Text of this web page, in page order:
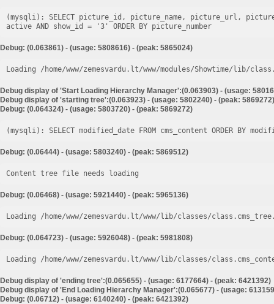
(mysqli): SELECT picture_id, picture_name, picture_url,
Debug: (0.063861) - (usage: 5808616) - (peak: 5865024)
Loading /home/www/zemesvardu.lt/www/modules/Showtime/lib/
Debug display of 'Start Loading Hierarchy Manager':(0.063903) - (usage:
Debug display of 'starting tree':(0.063923) - (usage: 5802240) - (peak: 5869272)
Debug: (0.064324) - (usage: 5803720) - (peak: 5869272)
Debug: (0.06444) - (usage: 5803240) - (peak: 5869512)
Content tree file needs loading
Debug: (0.06468) - (usage: 5921440) - (peak: 5965136)
Loading /home/www/zemesvardu.lt/www/lib/classes/
Debug: (0.064723) - (usage: 5926048) - (peak: 5981808)
Loading /home/www/zemesvardu.lt/www/lib/classes/
Debug display of 'ending tree':(0.065655) - (usage: 6177664) - (peak: 6421392)
Debug display of 'End Loading Hierarchy Manager':(0.065677) - (usage:
Debug: (0.06712) - (usage: 6140240) - (peak: 6421392)